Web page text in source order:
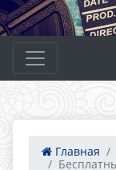
Главная